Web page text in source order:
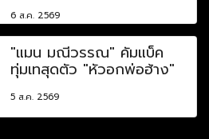
6 ส.ค. 2569
"แมน มณีวรรณ" คัมแบ็ค
ทุ่มเทสุดตัว "หัวอกพ่อฮ้าง"
5 ส.ค. 2569